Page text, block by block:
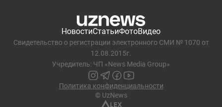
НовостиСтатьиФотоВидео
Свидетельство о регистрации электронного СМИ № 1070 от
12.08.2015г.
Учредитель: ЧП «News Media Group»
Политика конфиденциальности
© UzNews